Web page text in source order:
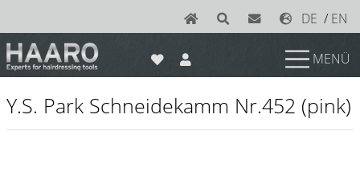
DE / EN
MENÜ
Scheren
Y.S. Park Schneidekamm Nr.452 (pink)